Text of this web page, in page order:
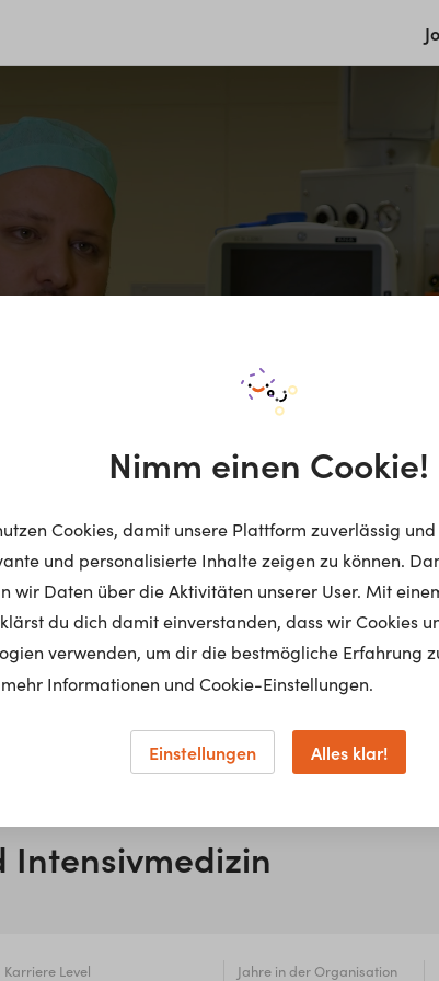
Intensivmedizin
Karriere Level Jahre in der Organisation
Nimm einen Cookie!
Cookies, damit unsere Plattform zuverlässig
und personalisierte Inhalte zeigen zu können.
wir Daten über die Aktivitäten unserer User. Mit
du dich damit einverstanden, dass wir Cookies
verwenden, um dir die bestmögliche Erfahrung
Informationen und Cookie-Einstellungen.
Einstellungen Alles klar!